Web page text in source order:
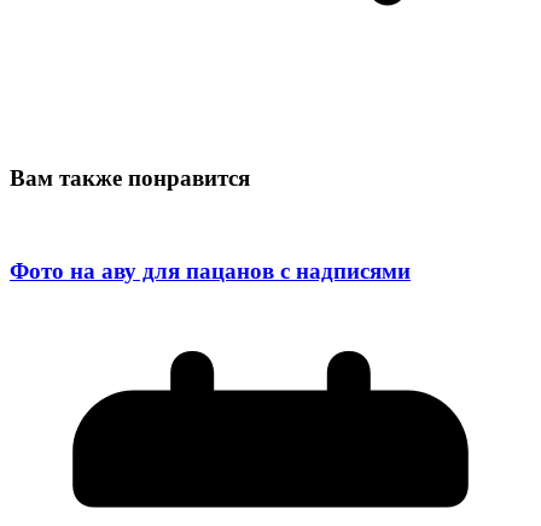
Вам также понравится
Фото на аву для пацанов с надписями